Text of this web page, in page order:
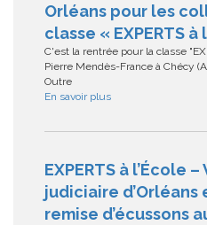
Orléans pour les
classe « EXPERTS à
C'est la rentrée pour la classe
Pierre Mendès-France à Chécy
Outre
En savoir plus
EXPERTS à l’École
judiciaire
remise d’écussons